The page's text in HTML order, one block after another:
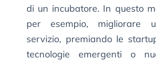
di un incubatore. In questo
per esempio, migliorare
servizio, premiando le
tecnologie emergenti o